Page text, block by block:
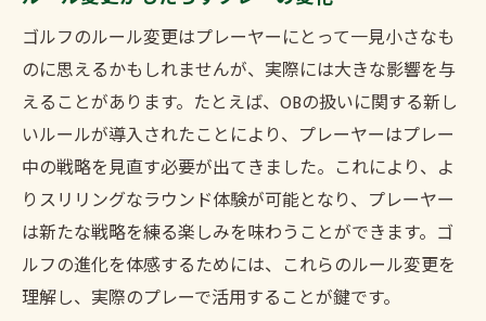
ゴルフのルール変更はプレーヤーにとって一見小さなも
のに思えるかもしれませんが、実際には大きな影響を与
えることがあります。たとえば、OBの扱いに関する新し
いルールが導入されたことにより、プレーヤーはプレー
中の戦略を見直す必要が出てきました。これにより、よ
りスリリングなラウンド体験が可能となり、プレーヤー
は新たな戦略を練る楽しみを味わうことができます。ゴ
ルフの進化を体感するためには、これらのルール変更を
理解し、実際のプレーで活用することが鍵です。